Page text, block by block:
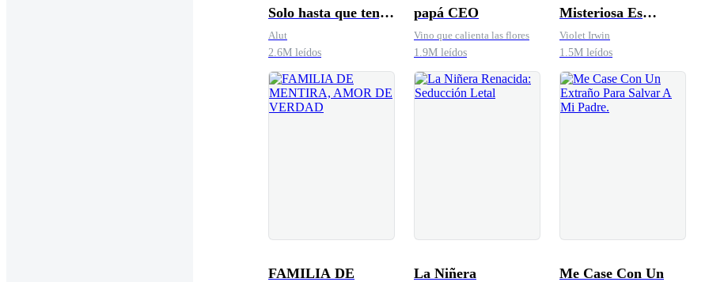
Solo hasta que tenga
que decirte adiós
Alut
2.6M leídos
papá CEO
Vino que calienta las flores
1.9M leídos
Misteriosa Es
Multimillonaria
Violet Irwin
1.5M leídos
FAMILIA DE
La Niñera
Me Case Con Un